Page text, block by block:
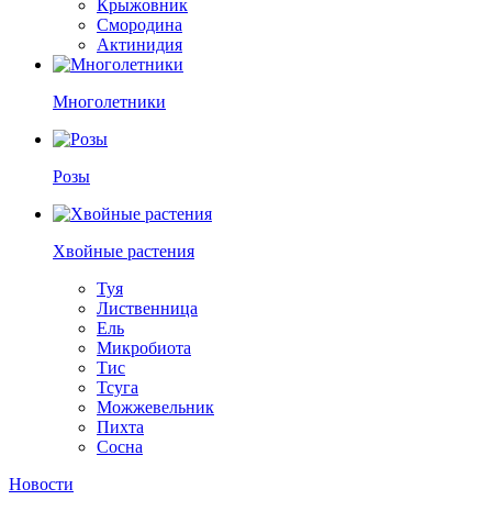
Крыжовник
Смородина
Актинидия
Многолетники
Розы
Хвойные растения
Туя
Лиственница
Ель
Микробиота
Тис
Тсуга
Можжевельник
Пихта
Сосна
Новости